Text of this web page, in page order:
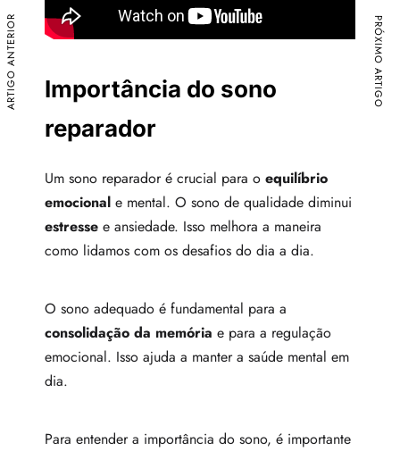
Importância do sono
reparador
Um sono reparador é crucial para o equilíbrio
emocional e mental. O sono de qualidade diminui
estresse e ansiedade. Isso melhora a maneira
como lidamos com os desafios do dia a dia.
O sono adequado é fundamental para a
consolidação da memória e para a regulação
emocional. Isso ajuda a manter a saúde mental em
dia.
Para entender a importância do sono, é importante
ARTIGO ANTERIOR PRÓXIMO ARTIGO